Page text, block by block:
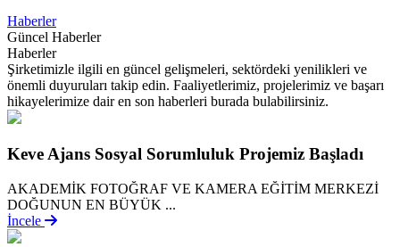
Haberler
Güncel Haberler
Haberler
Şirketimizle ilgili en güncel gelişmeleri, sektördeki yenilikleri ve
önemli duyuruları takip edin. Faaliyetlerimiz, projelerimiz ve başarı
hikayelerimize dair en son haberleri burada bulabilirsiniz.
Keve Ajans Sosyal Sorumluluk Projemiz Başladı
AKADEMİK FOTOĞRAF VE KAMERA EĞİTİM MERKEZİ
DOĞUNUN EN BÜYÜK ...
İncele